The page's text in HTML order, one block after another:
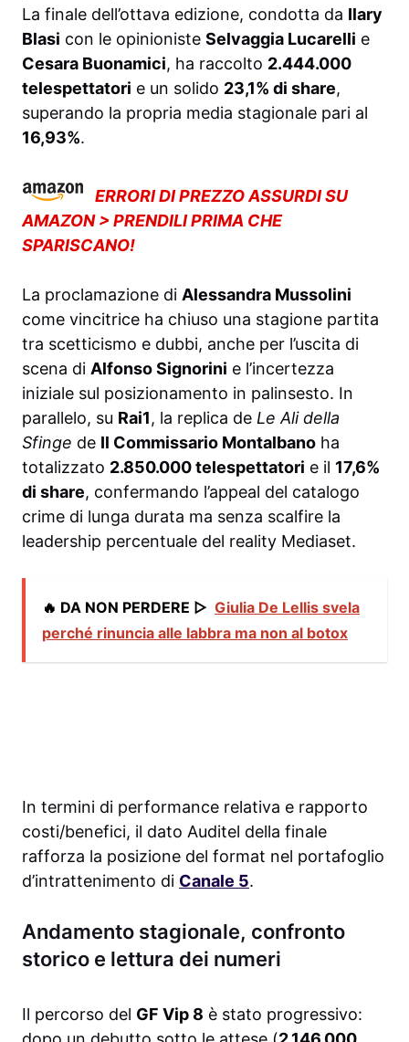
La finale dell’ottava edizione, condotta da Ilary
Blasi con le opinioniste Selvaggia Lucarelli e
Cesara Buonamici, ha raccolto 2.444.000
telespettatori e un solido 23,1% di share,
superando la propria media stagionale pari al
16,93%.
ERRORI DI PREZZO ASSURDI SU
AMAZON > PRENDILI PRIMA CHE
SPARISCANO!
La proclamazione di Alessandra Mussolini
come vincitrice ha chiuso una stagione partita
tra scetticismo e dubbi, anche per l’uscita di
scena di Alfonso Signorini e l’incertezza
iniziale sul posizionamento in palinsesto. In
parallelo, su Rai1, la replica de Le Ali della
Sfinge de Il Commissario Montalbano ha
totalizzato 2.850.000 telespettatori e il 17,6%
di share, confermando l’appeal del catalogo
crime di lunga durata ma senza scalfire la
leadership percentuale del reality Mediaset.
🔥 DA NON PERDERE ▷ Giulia De Lellis svela
perché rinuncia alle labbra ma non al botox
In termini di performance relativa e rapporto
costi/benefici, il dato Auditel della finale
rafforza la posizione del format nel portafoglio
d’intrattenimento di Canale 5.
Andamento stagionale, confronto
storico e lettura dei numeri
Il percorso del GF Vip 8 è stato progressivo: